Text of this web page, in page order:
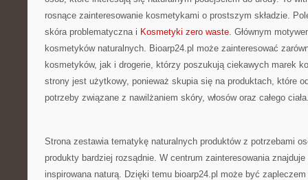
rosnące zainteresowanie kosmetykami o prostszym składzie.
skóra problematyczna i Kosmetyki zero waste. Głównym
kosmetyków naturalnych. Bioarp24.pl może zainteresować
kosmetyków, jak i drogerie, którzy poszukują ciekawych marek
strony jest użytkowy, ponieważ skupia się na produktach, które
potrzeby związane z nawilżaniem skóry, włosów oraz całego
Strona zestawia tematykę naturalnych produktów z potrzebami
produkty bardziej rozsądnie. W centrum zainteresowania
inspirowana naturą. Dzięki temu bioarp24.pl może być